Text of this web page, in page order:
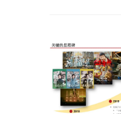
是的，您想谈论